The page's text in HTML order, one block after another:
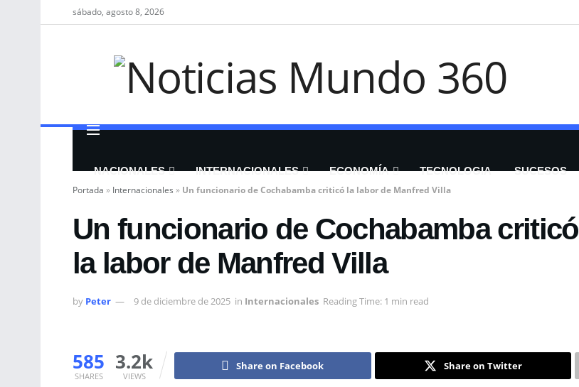
sábado, agosto 8, 2026
NACIONALES INTERNACIONALES ECONOMÍA TECNOLOGIA SUCESOS
Portada » Internacionales » Un funcionario de Cochabamba criticó la labor de Manfred Villa
Un funcionario de Cochabamba criticó
la labor de Manfred Villa
by Peter 9 de diciembre de 2025 in Internacionales Reading Time: 1 min read
585
SHARES
3.2k
VIEWS
Share on Facebook Share on Twitter